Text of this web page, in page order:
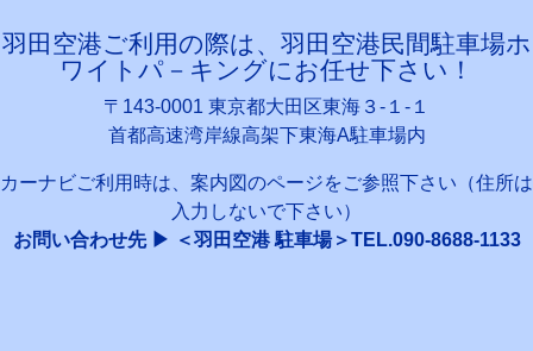
羽田空港ご利用の際は、羽田空港民間駐車場ホ
ワイトパ－キングにお任せ下さい！
〒143-0001 東京都大田区東海３-１-１
首都高速湾岸線高架下東海A駐車場内
カーナビご利用時は、案内図のページをご参照下さい（住所は
入力しないで下さい）
お問い合わせ先 ▶ ＜羽田空港 駐車場＞TEL.090-8688-1133